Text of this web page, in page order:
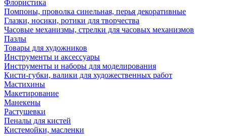
Флористика
Помпоны, проволка синельная, перья декоративные
Глазки, носики, ротики для творчества
Часовые механизмы, стрелки для часовых механизмов
Пазлы
Товары для художников
Инструменты и аксессуары
Инструменты и наборы для моделирования
Кисти-губки, валики для художественных работ
Мастихины
Макетирование
Манекены
Растушевки
Пеналы для кистей
Кистемойки, масленки